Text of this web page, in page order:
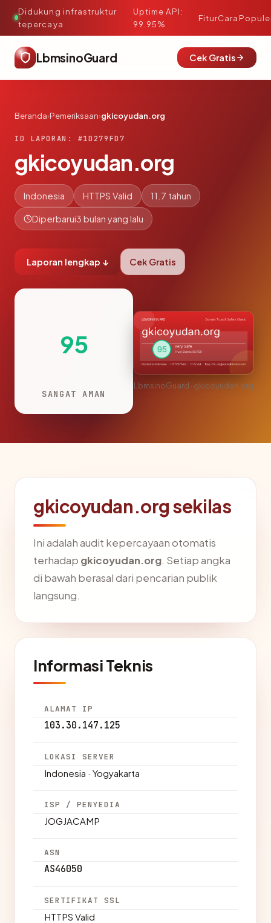
Didukung infrastruktur
tepercaya
·
Uptime API:
99.95%
FiturCara
LbmsinoGuard Cek Gratis
Beranda›Pemeriksaan›gkicoyudan.org
ID LAPORAN: #1D279FD7
gkicoyudan.org
Indonesia HTTPS Valid 11.7 tahun
Diperbarui3 bulan yang lalu
Laporan lengkap ↓ Cek Gratis
95
SANGAT AMAN
LbmsinoGuard · gkicoyudan.org
gkicoyudan.org sekilas
Ini adalah audit kepercayaan otomatis
terhadap gkicoyudan.org. Setiap angka
di bawah berasal dari pencarian publik
langsung.
Informasi Teknis
ALAMAT IP
103.30.147.125
LOKASI SERVER
Indonesia · Yogyakarta
ISP / PENYEDIA
JOGJACAMP
ASN
AS46050
SERTIFIKAT SSL
HTTPS Valid